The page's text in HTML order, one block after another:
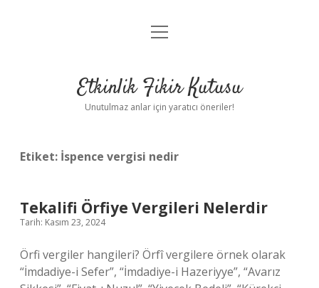
Anasayfa
Yasal Uyarı
menüyü
Etkinlik Fikir Kutusu
Unutulmaz anlar için yaratıcı öneriler!
Etiket: İspence vergisi nedir
Tekalifi Örfiye Vergileri Nelerdir
Tarih: Kasım 23, 2024
Örfi vergiler hangileri? Örfî vergilere örnek olarak
“İmdadiye-i Sefer”, “İmdadiye-i Hazeriyye”, “Avarız